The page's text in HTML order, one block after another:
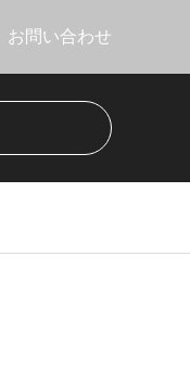
お問い合わせ